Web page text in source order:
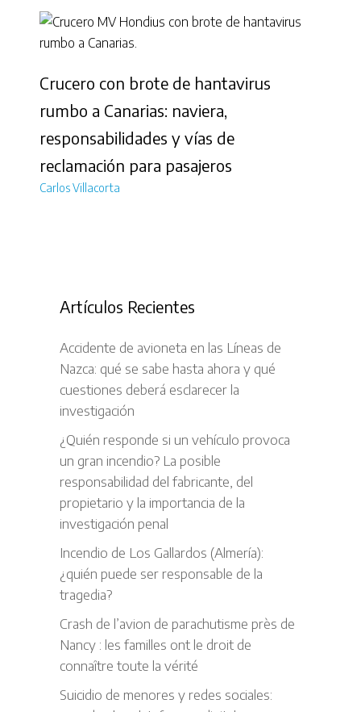
Crucero con brote de hantavirus
rumbo a Canarias: naviera,
responsabilidades y vías de
reclamación para pasajeros
Carlos Villacorta
Artículos Recientes
Accidente de avioneta en las Líneas de
Nazca: qué se sabe hasta ahora y qué
cuestiones deberá esclarecer la
investigación
¿Quién responde si un vehículo provoca
un gran incendio? La posible
responsabilidad del fabricante, del
propietario y la importancia de la
investigación penal
Incendio de Los Gallardos (Almería):
¿quién puede ser responsable de la
tragedia?
Crash de l’avion de parachutisme près de
Nancy : les familles ont le droit de
connaître toute la vérité
Suicidio de menores y redes sociales: